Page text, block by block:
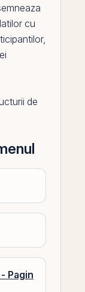
cu
de
Pagin